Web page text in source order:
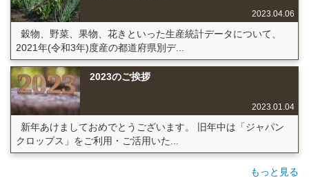
2023.04.06
穀物、野菜、果物、花きといった生産統計データについて、
2021年(令和3年)度産の都道府県別デ...
2023のご挨拶
2023.01.04
新年あけましておめでとうございます。 旧年中は「ジャパン
クロップス」をご利用・ご活用いた...
もっと見る